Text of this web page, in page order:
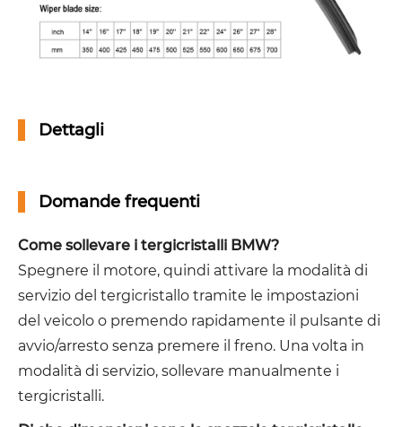
Dettagli
Domande frequenti
Come sollevare i tergicristalli BMW?
Spegnere il motore, quindi attivare la modalità di
servizio del tergicristallo tramite le impostazioni
del veicolo o premendo rapidamente il pulsante di
avvio/arresto senza premere il freno. Una volta in
modalità di servizio, sollevare manualmente i
tergicristalli.